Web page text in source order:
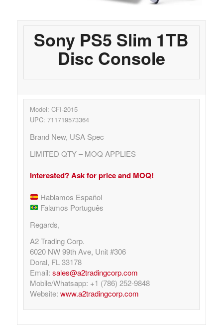
Sony PS5 Slim 1TB
Disc Console
Model: CFI-2015
UPC: 711719573364
Brand New, USA Spec
LIMITED QTY – MOQ APPLIES
Interested? Ask for price and MOQ!
Hablamos Español
Falamos Português
Regards,
A2 Trading Corp.
6020 NW 99th Ave, Unit #306
Doral, FL 33178
Email: sales@a2tradingcorp.com
Mobile/Whatsapp: +1 (786) 252-9848
Website: www.a2tradingcorp.com